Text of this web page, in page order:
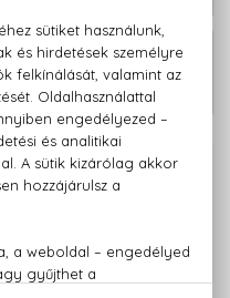
BIO
testradír
200 ml
1.890 Ft
visszaküldési garanciával